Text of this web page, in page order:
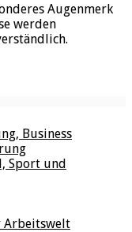
Augenmerk
werden
Business
Sport und
Arbeitswelt